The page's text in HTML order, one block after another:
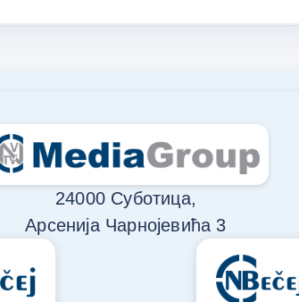
24000 Суботица,
Арсенија Чарнојевића 3